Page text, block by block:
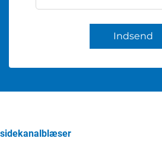
Indsend
sidekanalblæser